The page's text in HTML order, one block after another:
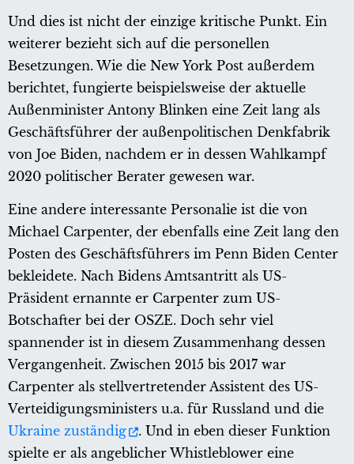
Und dies ist nicht der einzige kritische Punkt. Ein
weiterer bezieht sich auf die personellen
Besetzungen. Wie die New York Post außerdem
berichtet, fungierte beispielsweise der aktuelle
Außenminister Antony Blinken eine Zeit lang als
Geschäftsführer der außenpolitischen Denkfabrik
von Joe Biden, nachdem er in dessen Wahlkampf
2020 politischer Berater gewesen war.
Eine andere interessante Personalie ist die von
Michael Carpenter, der ebenfalls eine Zeit lang den
Posten des Geschäftsführers im Penn Biden Center
bekleidete. Nach Bidens Amtsantritt als US-
Präsident ernannte er Carpenter zum US-
Botschafter bei der OSZE. Doch sehr viel
spannender ist in diesem Zusammenhang dessen
Vergangenheit. Zwischen 2015 bis 2017 war
Carpenter als stellvertretender Assistent des US-
Verteidigungsministers u.a. für Russland und die
Ukraine zuständig
. Und in eben dieser Funktion
spielte er als angeblicher Whistleblower eine